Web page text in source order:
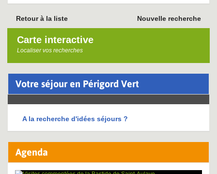
Nouvelle recherche
Retour à la liste
Carte interactive
Localiser vos recherches
Votre séjour en Périgord Vert
A la recherche d'idées séjours ?
Agenda